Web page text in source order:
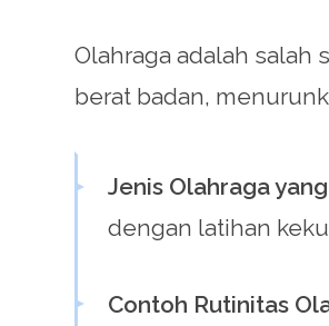
Olahraga adalah salah
berat badan,
Jenis Olahraga
dengan latihan
Contoh Rutinitas